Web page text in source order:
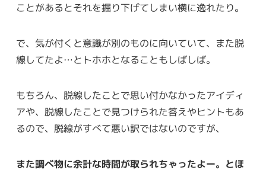
ことがあるとそれを掘り下げてしまい横に逸れたり。
で、気が付くと意識が別のものに向いていて、また脱
線してたよ…とトホホとなることもしばしば。
もちろん、脱線したことで思い付かなかったアイディ
アや、脱線したことで見つけられた答えやヒントもあ
るので、脱線がすべて悪い訳ではないのですが、
また調べ物に余計な時間が取られちゃったよー。とほ